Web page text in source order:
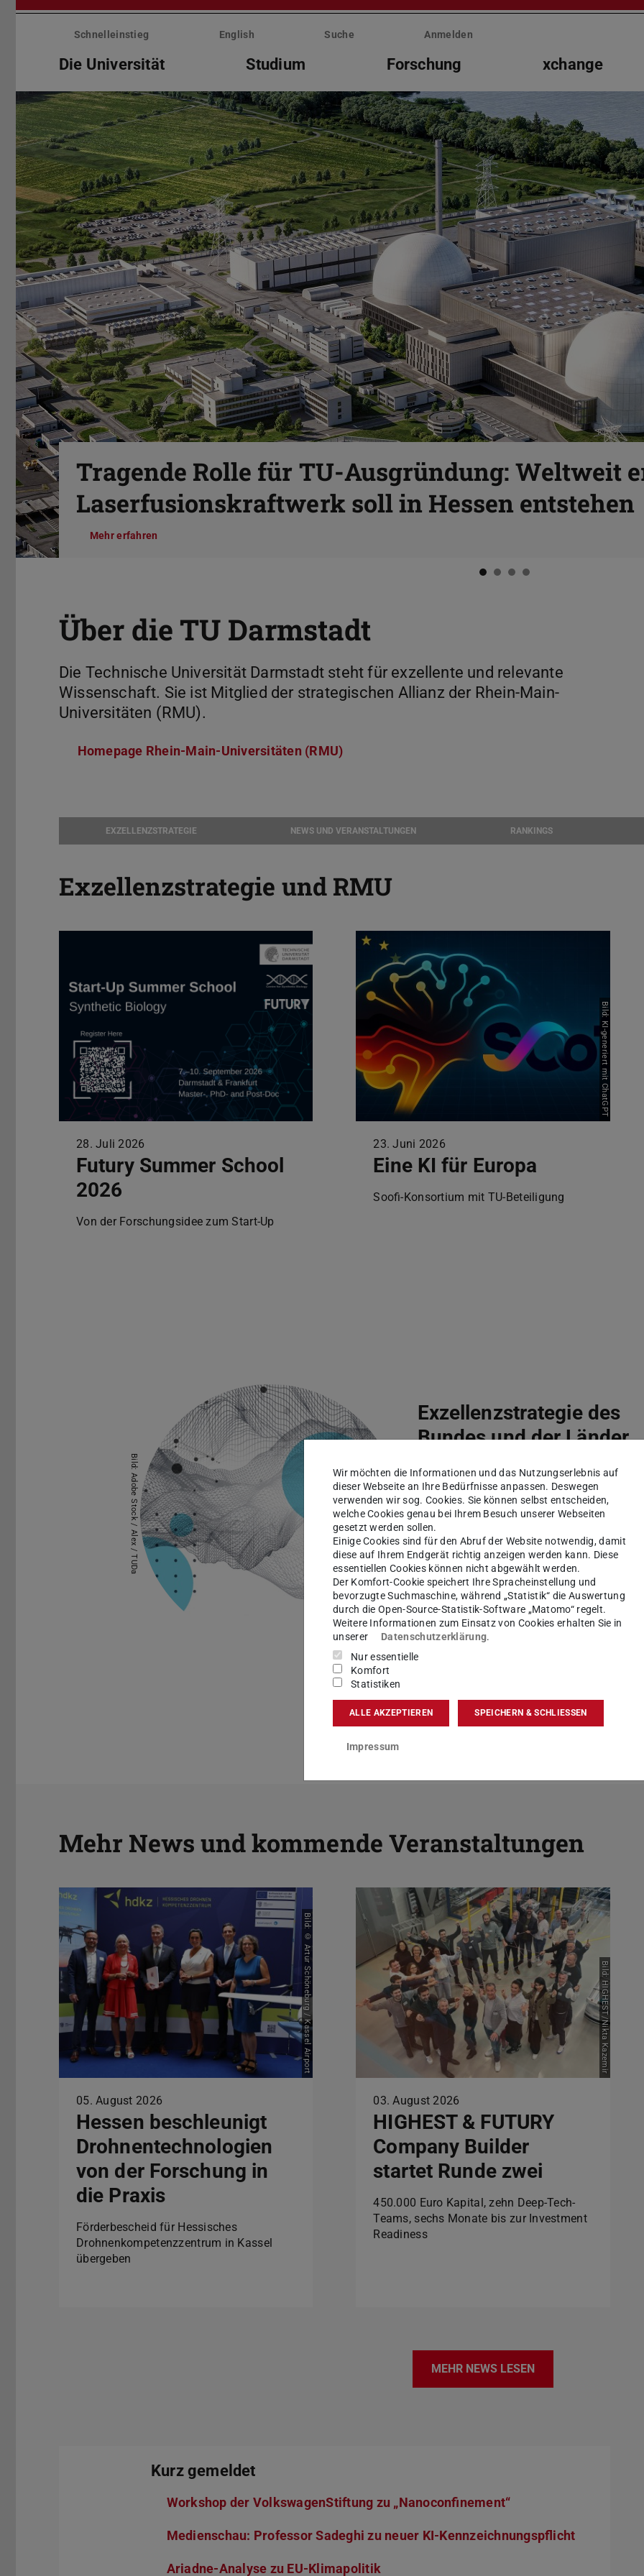
Menü
überspringenSchnelleinstieg English Suche Anmelden
Die Universität Studium Forschung xchange
Tragende Rolle für TU-Ausgründung: Weltweit
Laserfusionskraftwerk soll in Hessen entstehen
Mehr erfahren
Zurück
Über die TU Darmstadt
Die Technische Universität Darmstadt steht für exzellente und relevante
Wissenschaft. Sie ist Mitglied der strategischen Allianz der Rhein-Main-
Universitäten (RMU).
Homepage Rhein-Main-Universitäten (RMU)
EXZELLENZSTRATEGIE NEWS UND VERANSTALTUNGEN RANKINGS
Exzellenzstrategie und RMU
28. Juli 2026
Futury Summer School
2026
Von der Forschungsidee zum Start-Up
Bild: KI-generiert mit ChatGPT
23. Juni 2026
Eine KI für Europa
Soofi-Konsortium mit TU-Beteiligung
Bild: Adobe Stock / Alex / TUDa
Exzellenzstrategie des
Bundes und der Länder
Erfolg für die TU Darmstadt: Die
beiden Projekte „Reasonable
Artificial Intelligence“ (RAI) und
Adaptive Mind“ (TAM) aus den
Themenfeldern Künstliche
Intelligenz und
Kognitionswissenschaften
als Exzellenzcluster gefördert.
EXZELLENZCLUSTER
Mehr News und kommende Veranstaltungen
Bild: © Artur Schöneburg / Kassel Airport
05. August 2026
Hessen beschleunigt
Drohnentechnologien
von der Forschung in
die Praxis
Förderbescheid für Hessisches
Drohnenkompetenzzentrum in Kassel
übergeben
Bild: HIGHEST/Nikta Kazemir
03. August 2026
HIGHEST & FUTURY
Company Builder
startet Runde zwei
450.000 Euro Kapital, zehn Deep-Tech-
Teams, sechs Monate bis zur Investment
Readiness
MEHR NEWS LESEN
Kurz gemeldet
Workshop der VolkswagenStiftung zu „Nanoconfinement“
Medienschau: Professor Sadeghi zu neuer KI-Kennzeichnungspflicht
Ariadne-Analyse zu EU-Klimapolitik
Wir möchten die Informationen und das Nutzungserlebnis auf
dieser Webseite an Ihre Bedürfnisse anpassen. Deswegen
verwenden wir sog. Cookies. Sie können selbst entscheiden,
welche Cookies genau bei Ihrem Besuch unserer Webseiten
gesetzt werden sollen.
Einige Cookies sind für den Abruf der Website notwendig, damit
diese auf Ihrem Endgerät richtig anzeigen werden kann. Diese
essentiellen Cookies können nicht abgewählt werden.
Der Komfort-Cookie speichert Ihre Spracheinstellung und
bevorzugte Suchmaschine, während „Statistik“ die Auswertung
durch die Open-Source-Statistik-Software „Matomo“ regelt.
Weitere Informationen zum Einsatz von Cookies erhalten Sie in
unserer
Datenschutzerklärung.
Nur essentielle
Komfort
Statistiken
ALLE AKZEPTIEREN SPEICHERN & SCHLIESSEN
Impressum